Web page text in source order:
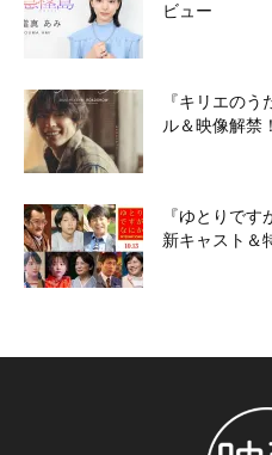
ビュー
『キリエの
ル＆映像解禁！
『ゆとりです
新キャスト＆